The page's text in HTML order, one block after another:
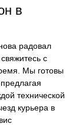
в
радовал
с
Мы готовы
технической
курьера в